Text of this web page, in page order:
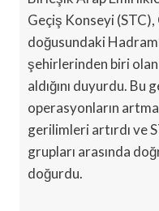
Geçiş Konseyi (STC),
doğusundaki
şehirlerinden biri olan
aldığını duyurdu. Bu
operasyonların
gerilimleri artırdı ve
grupları arasında
doğurdu.